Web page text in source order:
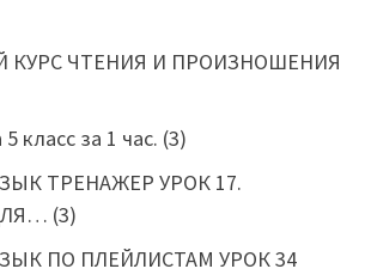
КУРС ЧТЕНИЯ И ПРОИЗНОШЕНИЯ
класс за 1 час. (3)
ТРЕНАЖЕР УРОК 17.
(3)
ПО ПЛЕЙЛИСТАМ УРОК 34